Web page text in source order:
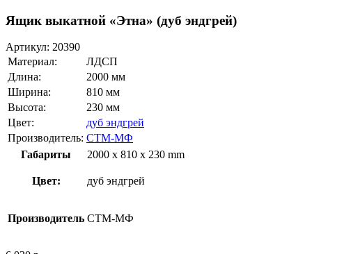
Ящик выкатной «Этна» (дуб эндгрей)
Артикул: 20390
Материал:
ЛДСП
Длина:
2000 мм
Ширина:
810 мм
Высота:
230 мм
Цвет:
дуб эндгрей
Производитель: СТМ-МФ
Габариты
2000 x 810 x 230 mm
Цвет: дуб эндгрей
Производитель СТМ-МФ